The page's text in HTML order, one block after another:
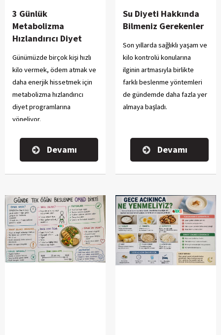
3 Günlük
Metabolizma
Hızlandırıcı Diyet
Günümüzde birçok kişi hızlı
kilo vermek, ödem atmak ve
daha enerjik hissetmek için
metabolizma hızlandırıcı
diyet programlarına
yöneliyor.
Özellikle kısa süreli diyetler,
yoğun tempoda yaşayan
durumda. Bunlardan biri de
son yıllarda sıkça araştırılan
“3 günlük metabolizma
hızlandırıcı diyet”
programıdır.
Devamı
Su Diyeti Hakkında
Bilmeniz Gerekenler
Son yıllarda sağlıklı yaşam ve
kilo kontrolü konularına
ilginin artmasıyla birlikte
farklı beslenme yöntemleri
de gündemde daha fazla yer
almaya başladı.
diyeti” olarak bilinen
uygulamadır. Özellikle hızlı
diyeti, belirli bir süre
boyunca yalnızca su
tüketilmesine veya su
tüketiminin ciddi şekilde
artırılmasına dayanan bir
beslenme yaklaşımıdır.
Devamı